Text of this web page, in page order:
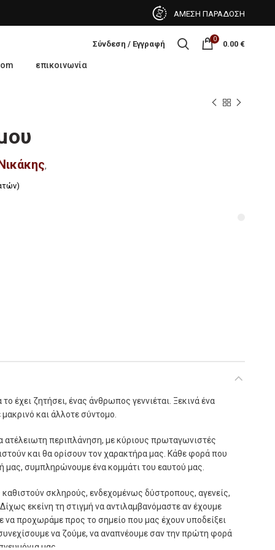
ΑΜΕΣΗ ΠΑΡΑΔΟΣΗ
Σύνδεση / Εγγραφή 0 0.00 €
επικοινωνία
,
έχει ζητήσει, ένας άνθρωπος γεννιέται. Ξεκινά ένα
και άλλοτε σύντομο.
ατέλειωτη περιπλάνηση, με κύριους πρωταγωνιστές
και θα ορίσουν τον χαρακτήρα μας. Κάθε φορά που
μας, συμπληρώνουμε ένα κομμάτι του εαυτού μας.
σκληρούς, ενδεχομένως δύστροπους, αγενείς,
εκείνη τη στιγμή να αντιλαμβανόμαστε αν έχουμε
να προχωράμε προς το σημείο που μας έχουν υποδείξει
να ζούμε, να αναπνέουμε σαν την πρώτη φορά
μας.